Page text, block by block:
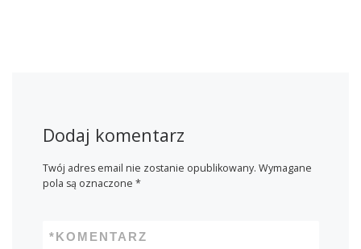
Dodaj komentarz
Twój adres email nie zostanie opublikowany. Wymagane
pola są oznaczone *
KOMENTARZ
*